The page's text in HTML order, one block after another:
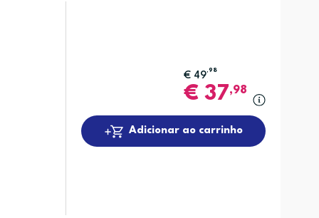
€ 49,98
€37,98
Adicionar ao carrinho